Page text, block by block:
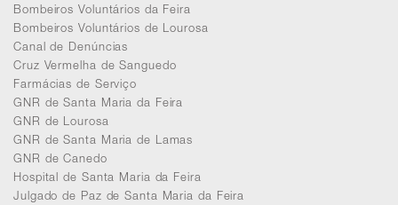
Bombeiros Voluntários da Feira
Bombeiros Voluntários de Lourosa
Canal de Denúncias
Cruz Vermelha de Sanguedo
Farmácias de Serviço
GNR de Santa Maria da Feira
GNR de Lourosa
GNR de Santa Maria de Lamas
GNR de Canedo
Hospital de Santa Maria da Feira
Julgado de Paz de Santa Maria da Feira